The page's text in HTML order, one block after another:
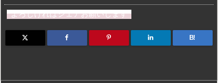
st
o
d
e
s
k
e
a
d
m
bl
r
b
o
ar
n
dr
o
よろしければシェアお願いします
B!